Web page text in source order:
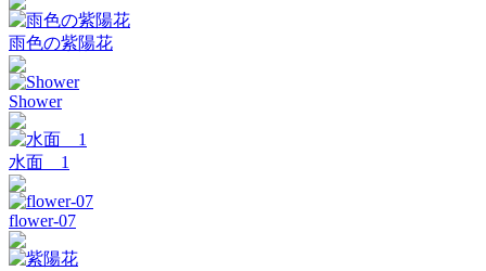
雨色の紫陽花
Shower
水面 1
flower-07